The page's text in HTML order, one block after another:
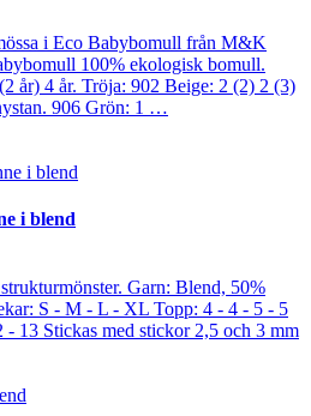
i Eco Babybomull från M&K
100% ekologisk bomull.
år) 4 år. Tröja: 902 Beige: 2 (2) 2 (3)
906 Grön: 1 …
i blend
Garn: Blend, 50%
S - M - L - XL Topp: 4 - 4 - 5 - 5
- 13 Stickas med stickor 2,5 och 3 mm